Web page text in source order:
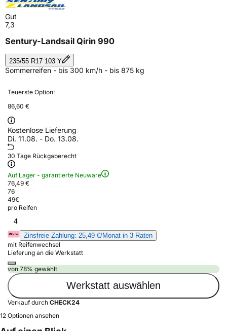
Gut
7,3
Sentury-Landsail Qirin 990
235/55 R17 103 Y
Sommerreifen - bis 300 km/h - bis 875 kg
Teuerste Option:
86,60 €
Kostenlose Lieferung
Di. 11.08. - Do. 13.08.
30 Tage Rückgaberecht
Auf Lager - garantierte Neuware
76,49 €
76
49€
pro Reifen
4
Zinsfreie Zahlung: 25,49 €/Monat in 3 Raten
mit Reifenwechsel
Lieferung an die Werkstatt
von 78% gewählt
Werkstatt auswählen
Verkauf durch CHECK24
12 Optionen ansehen